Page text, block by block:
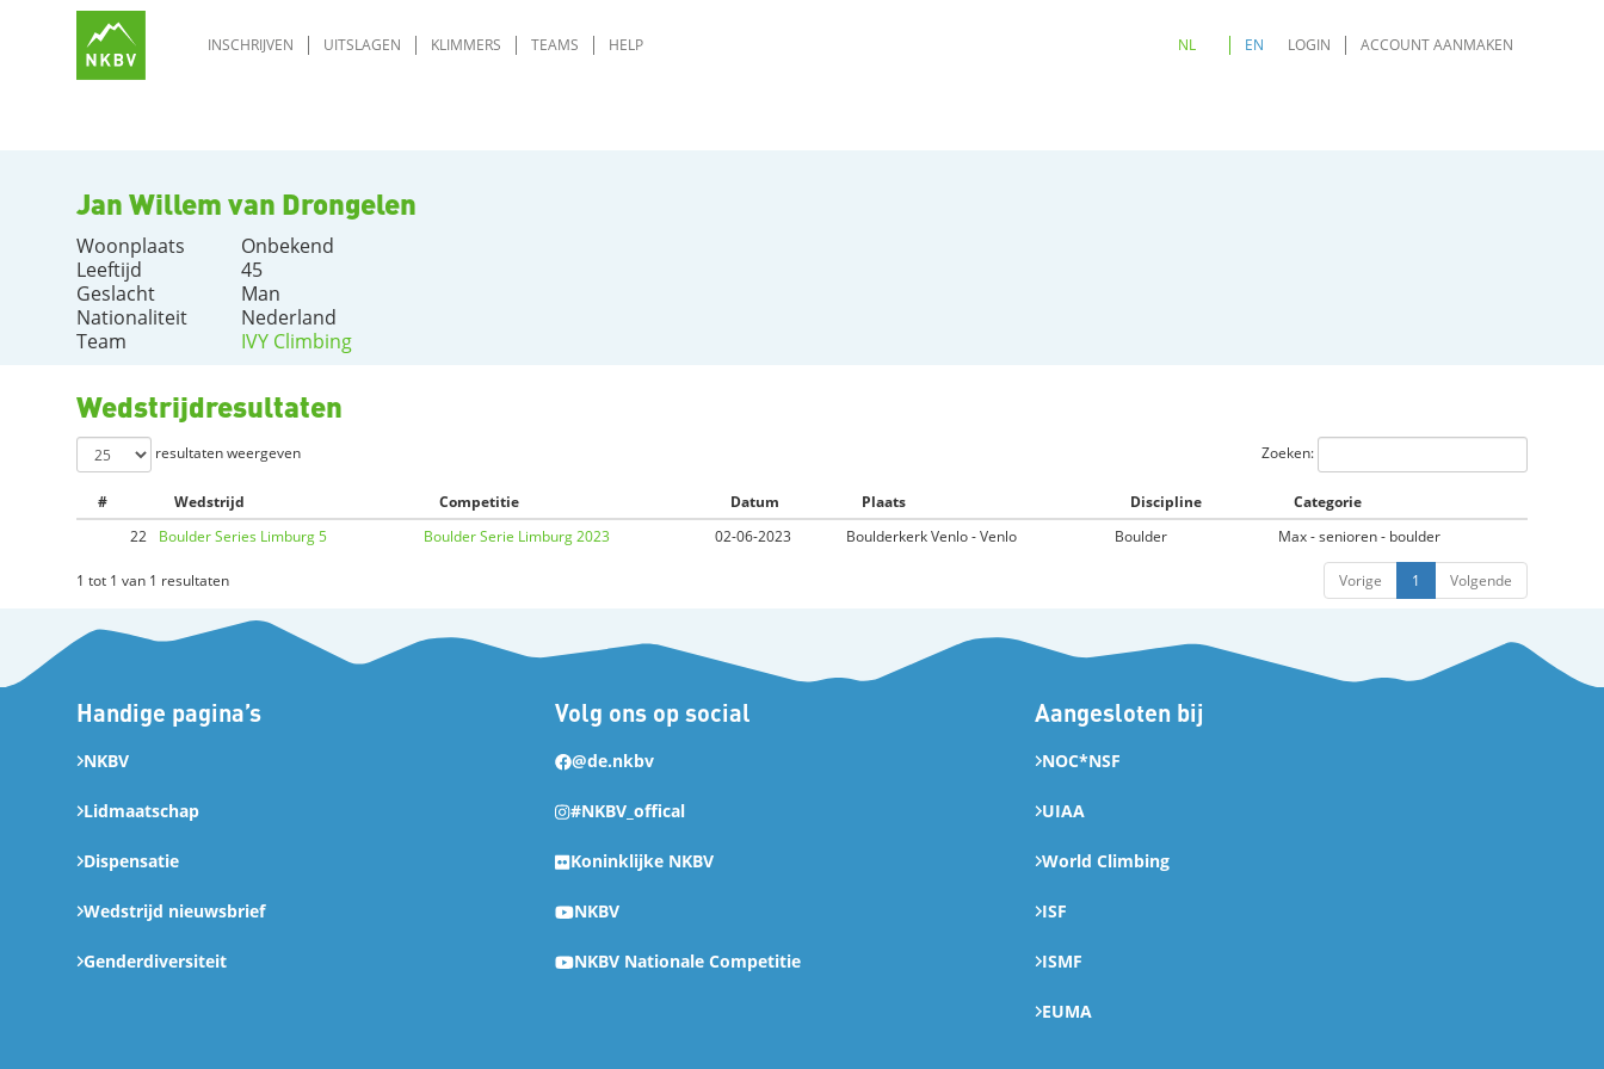
INSCHRIJVEN UITSLAGEN KLIMMERS TEAMS HELP NL EN LOGIN ACCOUNT AANMAKEN
Jan Willem van Drongelen
Woonplaats
Onbekend
Leeftijd
45
Geslacht
Man
Nationaliteit
Nederland
Team
IVY Climbing
Wedstrijdresultaten
resultaten weergeven Zoeken:
# Wedstrijd Competitie Datum Plaats Discipline
Categorie
22
Boulder Series Limburg 5 Boulder Serie Limburg 2023 02-06-2023 Boulderkerk Venlo - Venlo Boulder Max - senioren - boulder
1 tot 1 van 1 resultaten Vorige 1 Volgende
Handige pagina’s
NKBV
Lidmaatschap
Dispensatie
Wedstrijd nieuwsbrief
Genderdiversiteit
Volg ons op social
@de.nkbv
#NKBV_offical
Koninklijke NKBV
NKBV
NKBV Nationale Competitie
Aangesloten bij
NOC*NSF
UIAA
World Climbing
ISF
ISMF
EUMA